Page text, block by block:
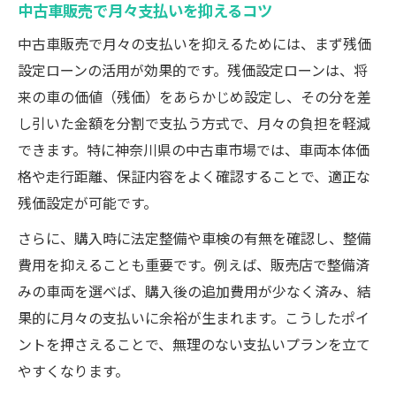
中古車販売で月々支払いを抑えるコツ
中古車販売で月々の支払いを抑えるためには、まず残価
設定ローンの活用が効果的です。残価設定ローンは、将
来の車の価値（残価）をあらかじめ設定し、その分を差
し引いた金額を分割で支払う方式で、月々の負担を軽減
できます。特に神奈川県の中古車市場では、車両本体価
格や走行距離、保証内容をよく確認することで、適正な
残価設定が可能です。
さらに、購入時に法定整備や車検の有無を確認し、整備
費用を抑えることも重要です。例えば、販売店で整備済
みの車両を選べば、購入後の追加費用が少なく済み、結
果的に月々の支払いに余裕が生まれます。こうしたポイ
ントを押さえることで、無理のない支払いプランを立て
やすくなります。